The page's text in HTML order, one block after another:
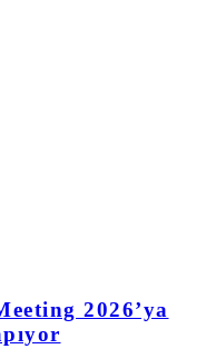
2026’ya